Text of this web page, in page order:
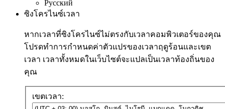
Русский
ซิงโครไนซ์เวลา
หากเวลาที่ซิงโครไนซ์ไม่ตรงกับเวลาคอมพิวเตอร์ของคุณ
โปรดทำการกำหนดค่าตัวแปรของเวลาฤดูร้อนและเขต
เวลา เวลาทั้งหมดในเว็บไซต์จะแปลเป็นเวลาท้องถิ่นของ
คุณ
เขตเวลา: